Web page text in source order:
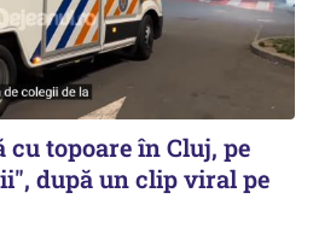
topoare în Cluj, pe
după un clip viral pe